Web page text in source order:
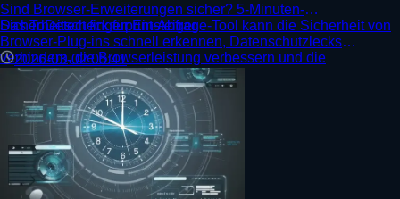
Sind Browser-Erweiterungen sicher? 5-Minuten-
Sicherheitscheck für Einsteiger
Das ToDetect fingerprint-Abfrage-Tool kann die Sicherheit von
Browser-Plug-ins schnell erkennen, Datenschutzlecks
verhindern, die Browserleistung verbessern und die
Internetsicherheit schützen.
2026-03-02 05:41